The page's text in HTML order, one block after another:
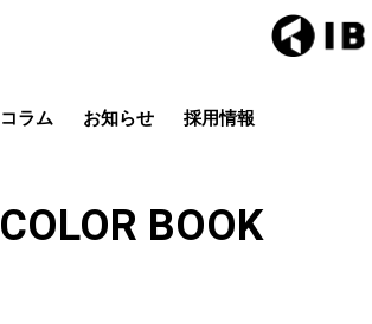
コラム お知らせ 採用情報
COLOR BOOK